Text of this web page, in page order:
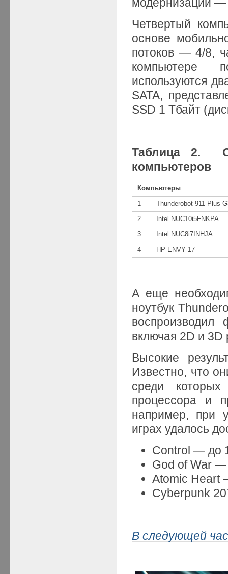
Четвертый
основе
потоков — 4/8,
компьютере
используются
SATA,
SSD 1 Тбайт
Таблица 2.
компьютеров
Компьютеры
1 Thunderobot 911 Plus
2 Intel NUC10i5FNKPA
3 Intel NUC8i7INHJA
4 HP ENVY 17
А еще
ноутбук
включая 2D и
Высокие
Известно, что
среди которых
процессора и
например, при
играх удалось
Control — до
God of War
Atomic Heart
Cyberpunk
В следующей